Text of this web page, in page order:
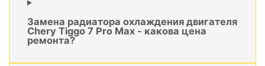
Замена радиатора охлаждения двигателя
Chery Tiggo 7 Pro Max - какова цена
ремонта?